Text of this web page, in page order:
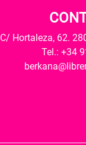
C/ Hortaleza, 62.
Tel.: +34